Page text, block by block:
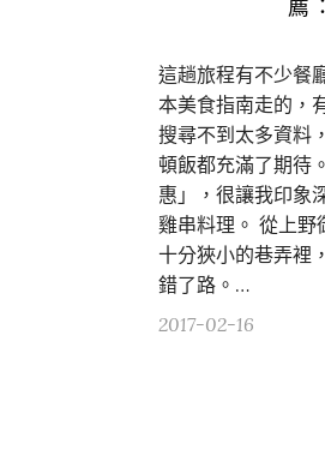
薦
這趟旅程有不少餐
本美食指南走的，
搜尋不到太多資料
頓飯都充滿了期待
惠」，很讓我印象
雞串料理。 從上野
十分狹小的巷弄裡
錯了路。…
2017-02-16